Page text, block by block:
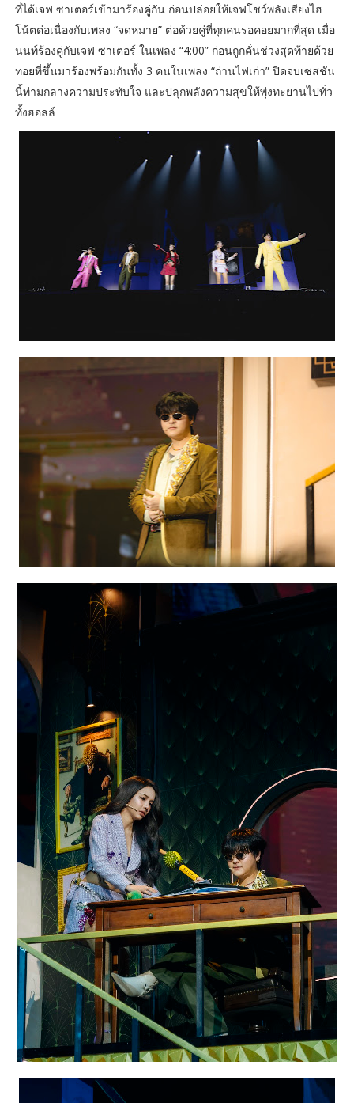
ที่ได้เจฟ ซาเตอร์เข้ามาร้องคู่กัน ก่อนปล่อยให้เจฟโชว์พลังเสียงไฮ
โน้ตต่อเนื่องกับเพลง “จดหมาย” ต่อด้วยคู่ที่ทุกคนรอคอยมากที่สุด เมื่อ
นนท์ร้องคู่กับเจฟ ซาเตอร์ ในเพลง “4:00” ก่อนถูกคั่นช่วงสุดท้ายด้วย
ทอยที่ขึ้นมาร้องพร้อมกันทั้ง 3 คนในเพลง “ถ่านไฟเก่า” ปิดจบเซสชัน
นี้ท่ามกลางความประทับใจ และปลุกพลังความสุขให้พุ่งทะยานไปทั่ว
ทั้งฮอลล์